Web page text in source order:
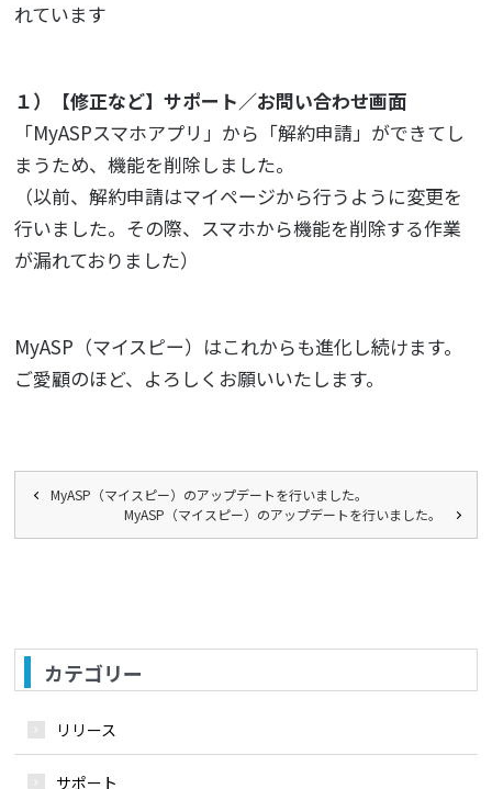
れています
１）【修正など】サポート／お問い合わせ画面
「MyASPスマホアプリ」から「解約申請」ができてし
まうため、機能を削除しました。
（以前、解約申請はマイページから行うように変更を
行いました。その際、スマホから機能を削除する作業
が漏れておりました）
MyASP（マイスピー）はこれからも進化し続けます。
ご愛顧のほど、よろしくお願いいたします。
MyASP（マイスピー）のアップデートを行いました。
MyASP（マイスピー）のアップデートを行いました。
カテゴリー
リリース
サポート